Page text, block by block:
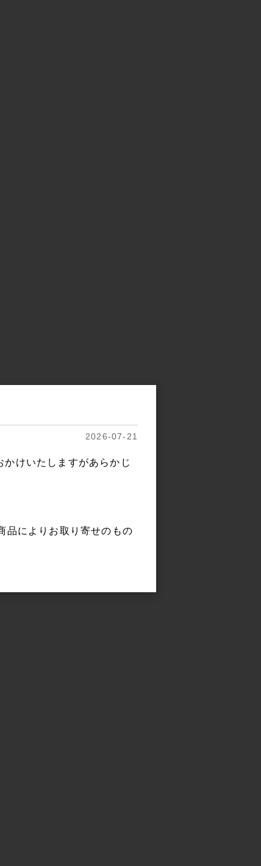
2026-07-21
けいたしますがあらかじ
品によりお取り寄せのもの